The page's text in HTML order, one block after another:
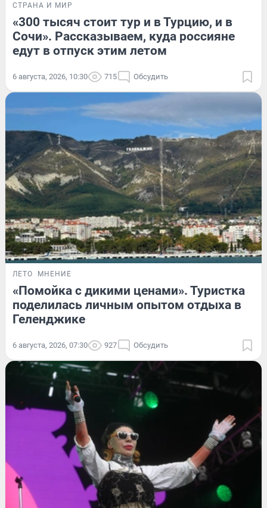
СТРАНА И МИР
«300 тысяч стоит тур и в Турцию, и в
Сочи». Рассказываем, куда россияне
едут в отпуск этим летом
6 августа, 2026, 10:30 715 Обсудить
ЛЕТО МНЕНИЕ
«Помойка с дикими ценами». Туристка
поделилась личным опытом отдыха в
Геленджике
6 августа, 2026, 07:30 927 Обсудить